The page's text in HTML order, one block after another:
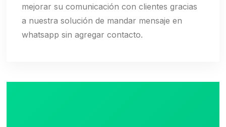
mejorar su comunicación con clientes gracias
a nuestra solución de mandar mensaje en
whatsapp sin agregar contacto.